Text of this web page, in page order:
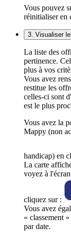
Vous pouvez
réinitialiser en
3. Visualiser
La liste des
pertinence.
plus à vos
Vous avez
restitue les
celles-ci sont
est le plus
Vous avez la
Mappy (non
handicap) en
La carte
voyez à
cliquez sur :
Vous avez
« classement
par date.